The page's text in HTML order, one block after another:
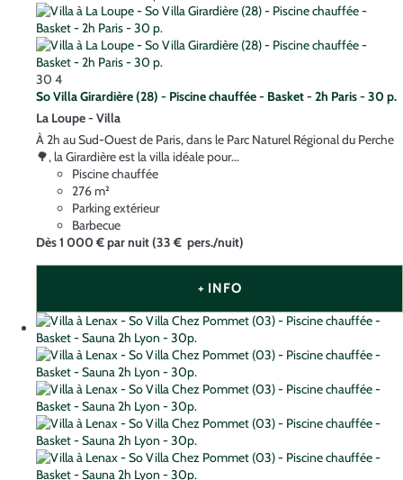
30 4
So Villa Girardière (28) - Piscine chauffée - Basket - 2h Paris - 30 p.
La Loupe - Villa
À 2h au Sud-Ouest de Paris, dans le Parc Naturel Régional du Perche
🌳, la Girardière est la villa idéale pour...
Piscine chauffée
276 m²
Parking extérieur
Barbecue
Dès1 000 €par nuit(33 € pers./nuit)
+ INFO